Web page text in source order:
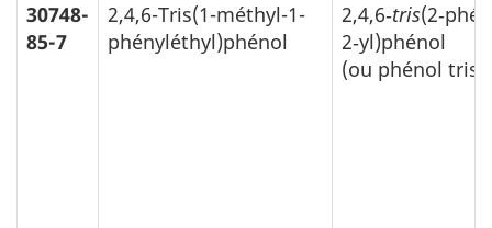
30748-
85-7
2,4,6-Tris(1-méthyl-1-
phényléthyl)phénol
2,4,6‑tris
2‑yl)phénol
(ou phénol